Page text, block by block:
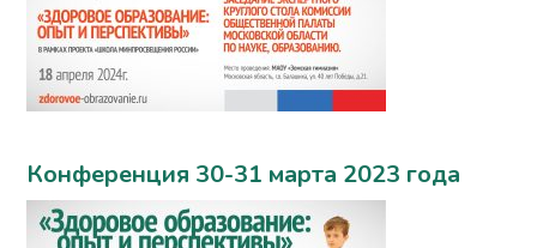
Конференция 30-31 марта 2023 года